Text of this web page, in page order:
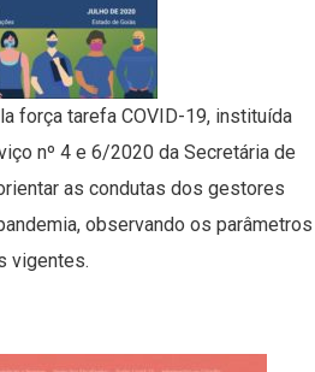
força tarefa COVID-19, instituída
nº 4 e 6/2020 da Secretária de
as condutas dos gestores
observando os parâmetros
vigentes.